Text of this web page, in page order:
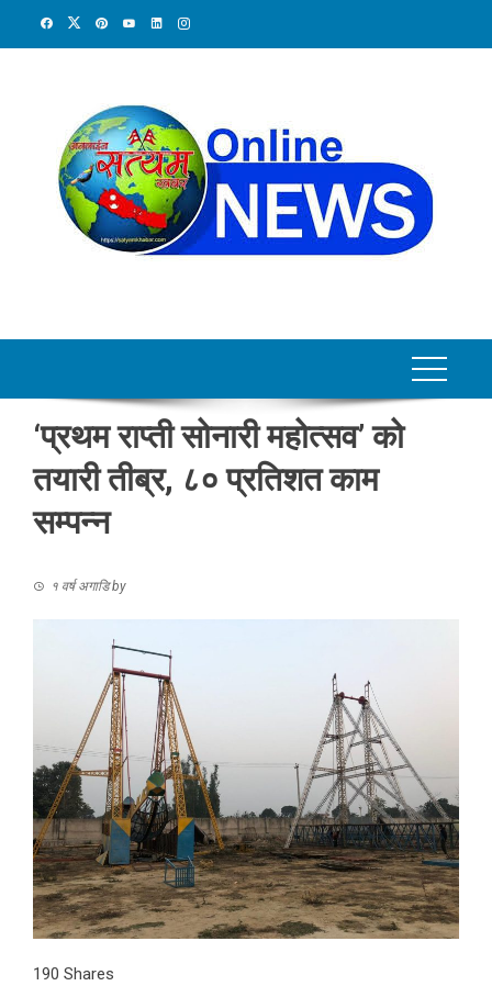
‘प्रथम राप्ती सोनारी महोत्सव’ को
तयारी तीब्र, ८० प्रतिशत काम
सम्पन्न
१ वर्ष अगाडिby
190 Shares